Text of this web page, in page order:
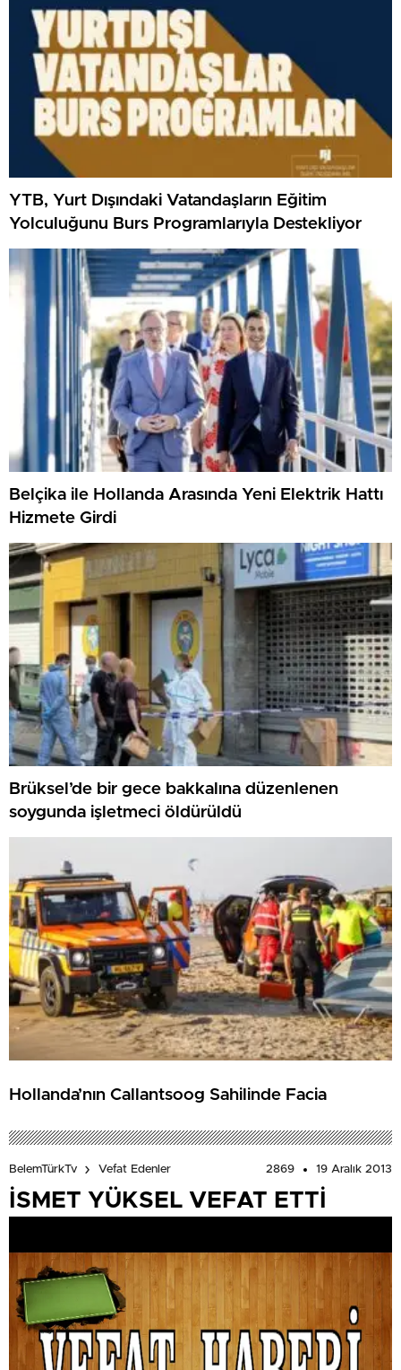
YTB, Yurt Dışındaki Vatandaşların Eğitim
Yolculuğunu Burs Programlarıyla Destekliyor
Belçika ile Hollanda Arasında Yeni Elektrik Hattı
Hizmete Girdi
Brüksel’de bir gece bakkalına düzenlenen
soygunda işletmeci öldürüldü
Hollanda’nın Callantsoog Sahilinde Facia
BelemTürkTv Vefat Edenler 2869 19 Aralık 2013
İSMET YÜKSEL VEFAT ETTİ